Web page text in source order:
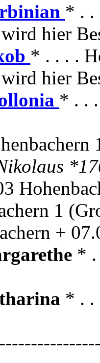
* . .
hier
* . . . .
hier
* . .
1
+
* .
* . .